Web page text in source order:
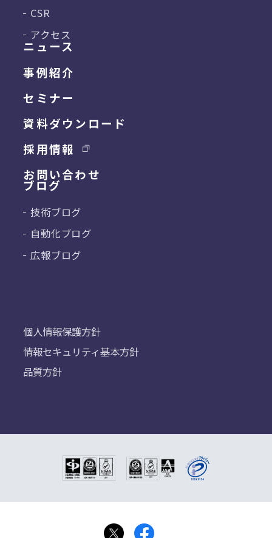
個人情報保護方針
情報セキュリティ基本方針
品質方針
ニュース
事例紹介
セミナー
資料ダウンロード
採用情報
お問い合わせ
CSR
アクセス
ブログ
技術ブログ
自動化ブログ
広報ブログ